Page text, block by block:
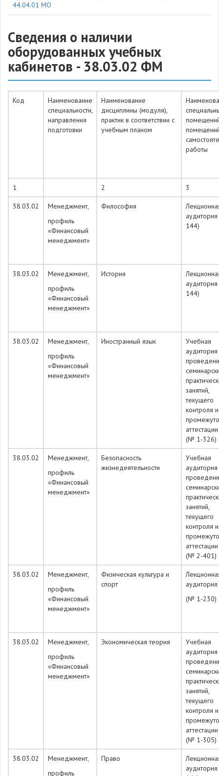
44.04.01 МО
Cведения о наличии
оборудованных учебных
кабинетов - 38.03.02 ФМ
Код
Наименование
специальности,
направления
подготовки
Наименование
дисциплины (модуля),
практик в соответствии с
учебным планом
работы
1 2 3
38.03.02
Менеджмент,
профиль
«Финансовый
менеджмент»
Философия
144)
38.03.02
Менеджмент,
профиль
«Финансовый
менеджмент»
История
144)
38.03.02
Менеджмент,
профиль
«Финансовый
менеджмент»
Иностранный язык
Учебная
занятий,
текущего
контроля и
аттестации
(№ 1-326)
38.03.02
Менеджмент,
профиль
«Финансовый
менеджмент»
Безопасность
жизнедеятельности
Учебная
занятий,
текущего
контроля и
аттестации
(№ 2-401)
38.03.02
Менеджмент,
профиль
«Финансовый
менеджмент»
Физическая культура и
спорт
аудитория
(№ 1-230)
38.03.02
Менеджмент,
профиль
«Финансовый
менеджмент»
Экономическая теория
Учебная
занятий,
текущего
контроля и
аттестации
(№ 1-305)
38.03.02
Менеджмент,
профиль
Право